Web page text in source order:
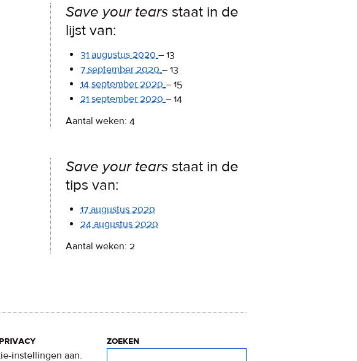
Save your tears staat in de
lijst van:
31 augustus 2020 – 13
7 september 2020 – 13
14 september 2020 – 15
21 september 2020 – 14
Aantal weken: 4
Save your tears staat in de
tips van:
17 augustus 2020
24 augustus 2020
Aantal weken: 2
instellingen aan.
zoeken